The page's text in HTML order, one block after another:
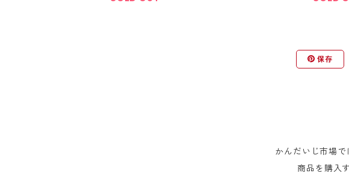
保存
かんだいじ市場で
商品を購入